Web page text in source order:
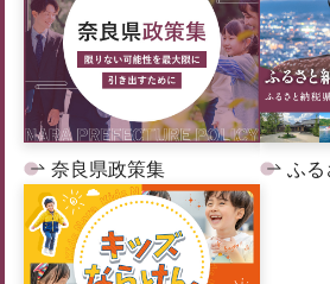
奈良県政策集 ふる